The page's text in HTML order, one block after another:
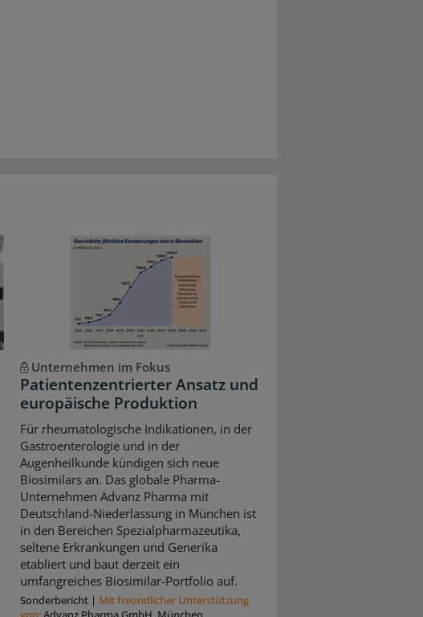
Unternehmen im Fokus
Patientenzentrierter Ansatz und
europäische Produktion
Für rheumatologische Indikationen, in der
Gastroenterologie und in der
Augenheilkunde kündigen sich neue
Biosimilars an. Das globale Pharma-
Unternehmen Advanz Pharma mit
Deutschland-Niederlassung in München ist
in den Bereichen Spezialpharmazeutika,
seltene Erkrankungen und Generika
etabliert und baut derzeit ein
umfangreiches Biosimilar-Portfolio auf.
Sonderbericht| Mit freundlicher Unterstützung